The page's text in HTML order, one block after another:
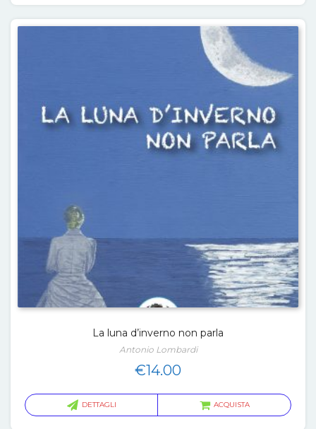
La luna d’inverno non parla
Antonio Lombardi
€14.00
DETTAGLI ACQUISTA